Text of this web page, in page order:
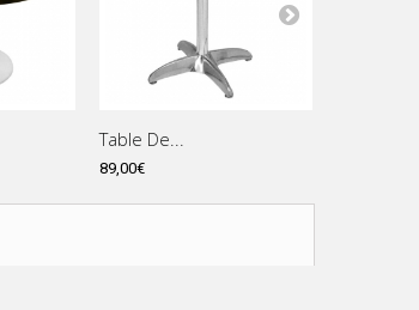
Table De...
89,00€